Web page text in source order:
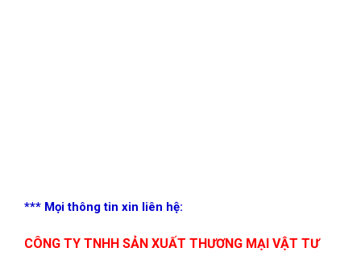
*** Mọi thông tin xin liên hệ:
CÔNG TY TNHH SẢN XUẤT THƯƠNG MẠI VẬT TƯ